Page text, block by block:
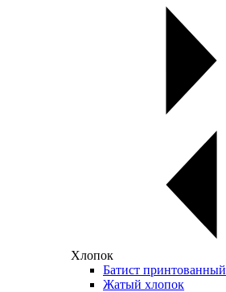
Хлопок
Батист принтованный
Жатый хлопок